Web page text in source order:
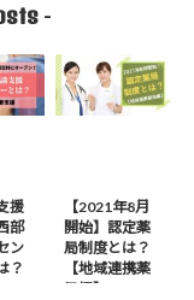
-
援
部
ン
？
【2021年8月
開始】認定薬
局制度とは？
【地域連携薬
局編】